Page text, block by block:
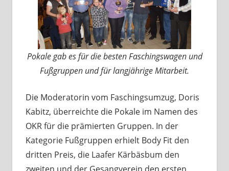
Pokale gab es für die besten Faschingswagen und
Fußgruppen und für langjährige Mitarbeit.
Die Moderatorin vom Faschingsumzug, Doris
Kabitz, überreichte die Pokale im Namen des
OKR für die prämierten Gruppen. In der
Kategorie Fußgruppen erhielt Body Fit den
dritten Preis, die Laafer Kärbäsbum den